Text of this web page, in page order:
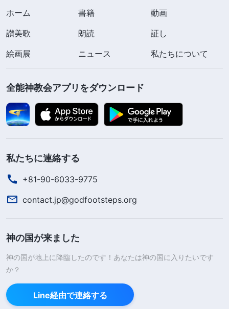
ホーム 書籍
動画
讃美歌
朗読
証し
絵画展
ニュース 私たちについて
全能神教会アプリをダウンロード
私たちに連絡する
+81-90-6033-9775
contact.jp@godfootsteps.org
神の国が来ました
神の国が地上に降臨したのです！あなたは神の国に入りたいです
か？
Line経由で連絡する